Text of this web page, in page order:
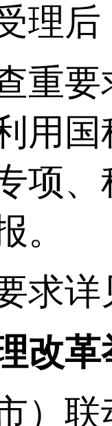
理
重
用
项
。
求
改革
）